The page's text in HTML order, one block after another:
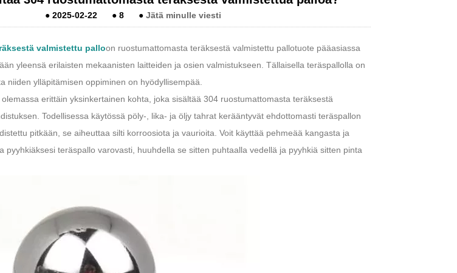
● 2025-02-22 ● 8 ● Jätä minulle viesti
valmistettu palloon ruostumattomasta teräksestä valmistettu pallotuote pääasiassa
yleensä erilaisten mekaanisten laitteiden ja osien valmistukseen. Tällaisella teräspallolla on
niiden ylläpitämisen oppiminen on hyödyllisempää.
erittäin yksinkertainen kohta, joka sisältää 304 ruostumattomasta teräksestä
Todellisessa käytössä pöly-, lika- ja öljy tahrat kerääntyvät ehdottomasti teräspallon
pitkään, se aiheuttaa silti korroosiota ja vaurioita. Voit käyttää pehmeää kangasta ja
pyyhkiäksesi teräspallo varovasti, huuhdella se sitten puhtaalla vedellä ja pyyhkiä sitten pinta